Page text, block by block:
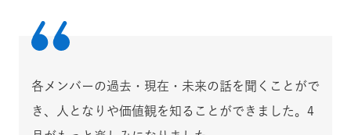
各メンバーの過去・現在・未来の話を聞くことがで
き、人となりや価値観を知ることができました。4